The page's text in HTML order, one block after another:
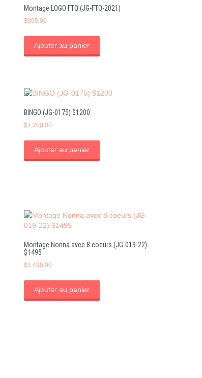
Montage LOGO FTQ (JG-FTQ-2021)
$995.00
Ajouter au panier
BINGO (JG-0175) $1200
$1,200.00
Ajouter au panier
Montage Nonna avec 8 coeurs (JG-019-22)
$1495
$1,495.00
Ajouter au panier